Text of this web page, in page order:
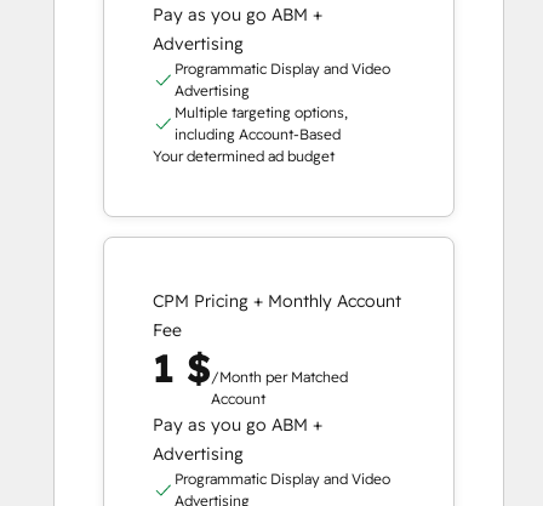
Pay as you go ABM +
Advertising
Programmatic Display and Video
Advertising
Multiple targeting options,
including Account-Based
Your determined ad budget
CPM Pricing + Monthly Account
Fee
1 $/Month per Matched
Account
Pay as you go ABM +
Advertising
Programmatic Display and Video
Advertising